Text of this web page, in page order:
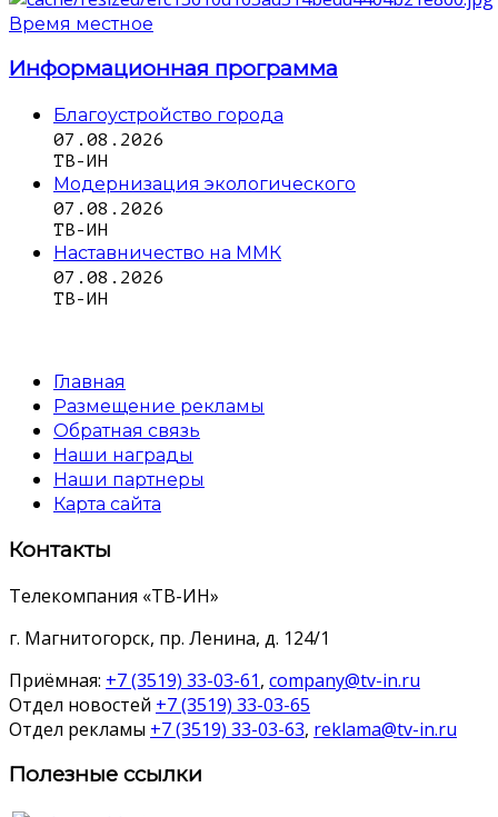
Время местное
Информационная программа
Благоустройство города
07.08.2026
ТВ-ИН
Модернизация экологического
07.08.2026
ТВ-ИН
Наставничество на ММК
07.08.2026
ТВ-ИН
Главная
Размещение рекламы
Обратная связь
Наши награды
Наши партнеры
Карта сайта
Контакты
Телекомпания «ТВ-ИН»
г. Магнитогорск, пр. Ленина, д. 124/1
Приёмная: +7 (3519) 33-03-61, company@tv-in.ru
Отдел новостей +7 (3519) 33-03-65
Отдел рекламы +7 (3519) 33-03-63, reklama@tv-in.ru
Полезные ссылки